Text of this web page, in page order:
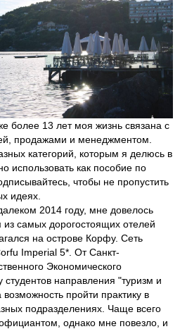
более 13 лет моя жизнь связана с
продажами и менеджментом.
категорий, которым я делюсь в
использовать как пособие по
чтобы не пропустить
идеях.
2014 году, мне довелось
из самых дорогостоящих отелей
на острове Корфу. Сеть
Imperial 5*. От Санкт-
Экономического
студентов направления "туризм и
пройти практику в
подразделениях. Чаще всего
однако мне повезло, и